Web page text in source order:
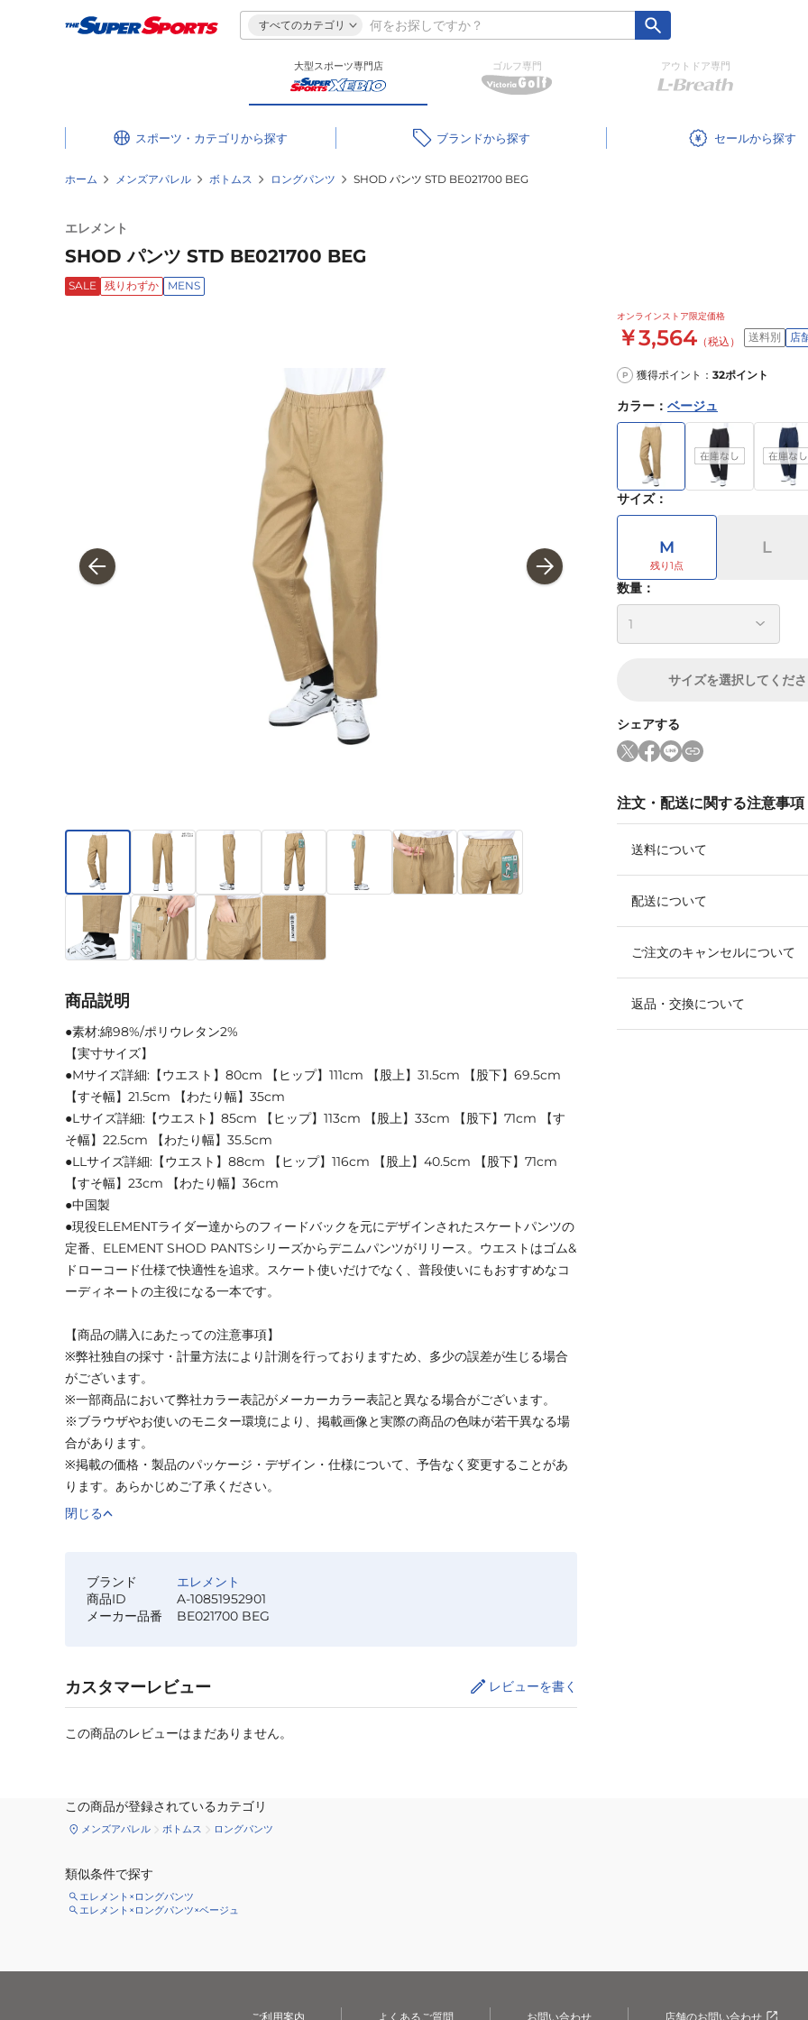
すべてのカテゴリ
大型スポーツ専門店 ゴルフ専門 アウトドア専門
スポーツ・カテゴリ ブランド セール
ホーム メンズアパレル ボトムス ロングパンツ SHOD パンツ STD BE021700 BEG
エレメント
SHOD パンツ STD BE021700 BEG
SALE 残りわずか MENS
オンラインストア限定価格
￥3,564 （税込） 送料別 店
P 獲得ポイント： 32ポイント
カラー ： ベージュ
サイズ：
M L
数量：
サイズを選択してくだ
シェアする
注文・配送に関する注意事項
送料について
配送について
ご注文のキャンセルについて
返品・交換について
商品説明
●素材:綿98%/ポリウレタン2%
【実寸サイズ】
●Mサイズ詳細:【ウエスト】80cm 【ヒップ】111cm 【股上】31.5cm 【股下】69.5cm
【すそ幅】21.5cm 【わたり幅】35cm
●Lサイズ詳細:【ウエスト】85cm 【ヒップ】113cm 【股上】33cm 【股下】71cm 【す
そ幅】22.5cm 【わたり幅】35.5cm
●LLサイズ詳細:【ウエスト】88cm 【ヒップ】116cm 【股上】40.5cm 【股下】71cm
【すそ幅】23cm 【わたり幅】36cm
●中国製
●現役ELEMENTライダー達からのフィードバックを元にデザインされたスケートパンツの
定番、ELEMENT SHOD PANTSシリーズからデニムパンツがリリース。ウエストはゴム&
ドローコード仕様で快適性を追求。スケート使いだけでなく、普段使いにもおすすめなコ
ーディネートの主役になる一本です。
【商品の購入にあたっての注意事項】
※弊社独自の採寸・計量方法により計測を行っておりますため、多少の誤差が生じる場合
がございます。
※一部商品において弊社カラー表記がメーカーカラー表記と異なる場合がございます。
※ブラウザやお使いのモニター環境により、掲載画像と実際の商品の色味が若干異なる場
合があります。
※掲載の価格・製品のパッケージ・デザイン・仕様について、予告なく変更することがあ
ります。あらかじめご了承ください。
閉じる
ブランド
エレメント
商品ID
A-10851952901
メーカー品番
BE021700 BEG
カスタマーレビュー レビューを書く
この商品のレビューはまだありません。
この商品が登録されているカテゴリ
メンズアパレル ボトムス ロングパンツ
類似条件で探す
エレメント×ロングパンツ
エレメント×ロングパンツ×ベージュ
ご利用案内 よくあるご質問 お問い合わせ 店舗のお問い合わせ